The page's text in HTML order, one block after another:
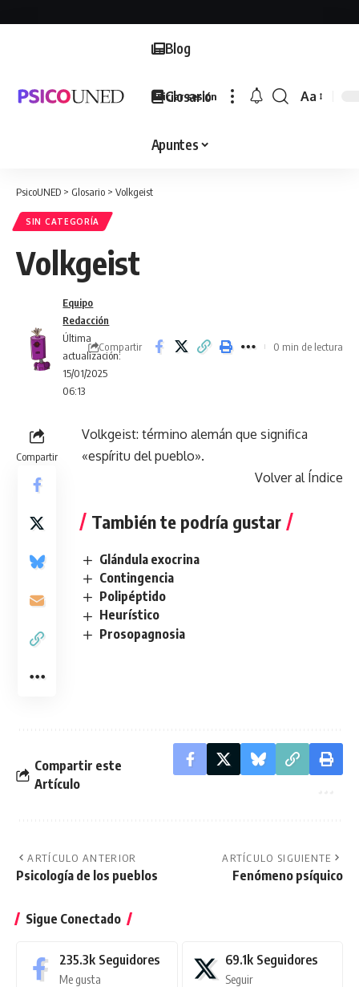
Blog
Glosario
Apuntes
Iniciar sesión
Font
Aa
PsicoUNED > Glosario > Volkgeist
SIN CATEGORÍA
Volkgeist
Última
actualización:
15/01/2025
06:13
Equipo
Redacción
Compartir 0 min de lectura
Compartir
Volkgeist: término alemán que significa
«espíritu del pueblo».
Volver al Índice
También te podría gustar
Glándula exocrina
Contingencia
Polipéptido
Heurístico
Prosopagnosia
Compartir este
Artículo
ARTÍCULO ANTERIOR
Psicología de los pueblos
ARTÍCULO SIGUIENTE
Fenómeno psíquico
Sigue Conectado
235.3k Seguidores
Me gusta
69.1k Seguidores
Seguir